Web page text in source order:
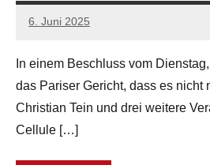
6. Juni 2025
network
In einem Beschluss vom
das Pariser Gericht, dass es nicht
Christian Tein und drei weitere
Cellule […]